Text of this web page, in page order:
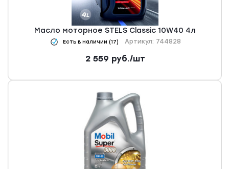
Масло моторное STELS Classic 10W40 4л
Есть в наличии (17) Артикул: 744828
2 559 руб./шт